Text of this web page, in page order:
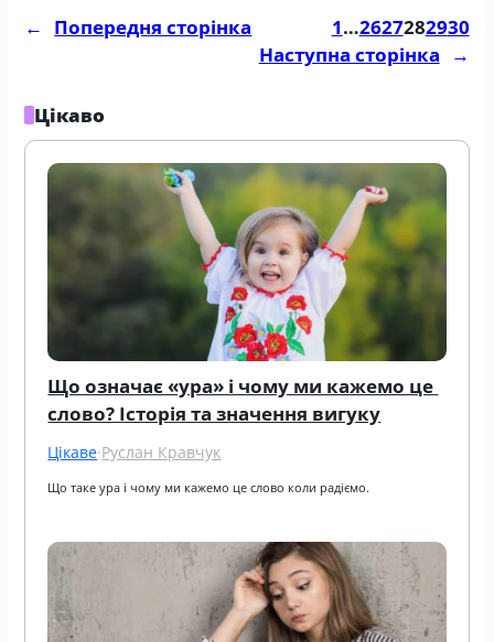
← Попередня сторінка 1…2627282930
Наступна сторінка
→
Цікаво
Що означає «ура» і чому ми кажемо це
слово? Історія та значення вигуку
Цікаве·Руслан Кравчук
Що таке ура і чому ми кажемо це слово коли радіємо.